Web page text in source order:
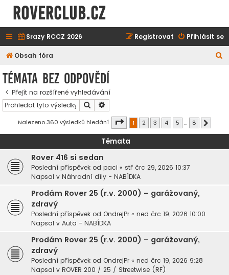
ROVERCLUB.cz
Srazy RCCZ 2026 Přihlásit se
Registrovat
Obsah fóra
Témata bez odpovědí
Přejít na rozšířené vyhledávání
Hledat
Nalezeno 360 výsledků hledání Stránka z
1 2 3 4 5 … 8
Témata
Rover 416 si sedan
Poslední příspěvek od paci « stř črc 29, 2026 10:37
Napsal v Náhradní díly - NABÍDKA
Prodám Rover 25 (r.v. 2000) – garážovaný,
zdravý
Poslední příspěvek od OndrejPr « ned črc 19, 2026 10:00
Napsal v Auta - NABÍDKA
Prodám Rover 25 (r.v. 2000) – garážovaný,
zdravý
Poslední příspěvek od OndrejPr « ned črc 19, 2026 9:28
Napsal v ROVER 200 / 25 / Streetwise (RF)